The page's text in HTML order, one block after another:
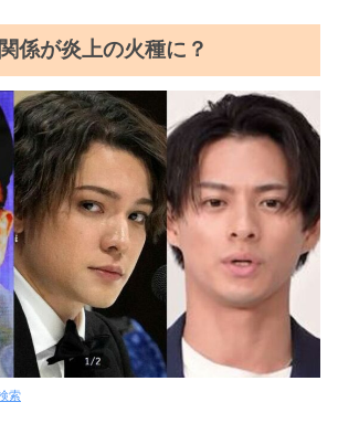
係が炎上の火種に？
索